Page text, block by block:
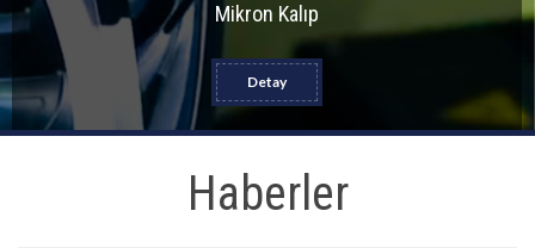
Mikron Kalıp
Detay
Haberler